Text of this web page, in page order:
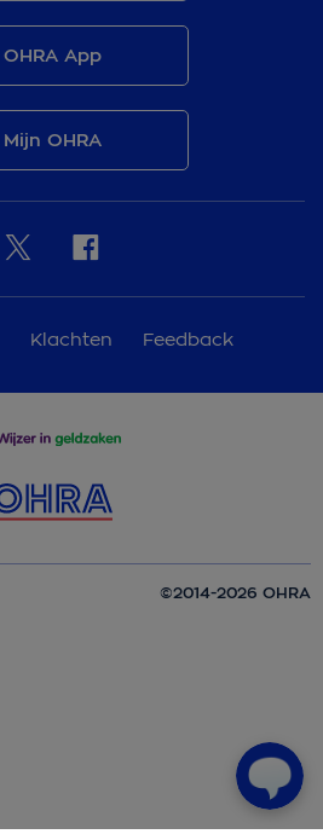
OHRA App
Mijn OHRA
Klachten Feedback
©2014-2026 OHRA